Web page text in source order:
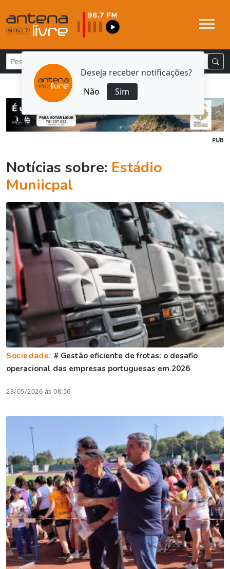
Deseja receber notificações?
Não
Sim
PUB
Notícias sobre: Estádio
Muniicpal
Sociedade: # Gestão eficiente de frotas: o desafio
operacional das empresas portuguesas em 2026
28/05/2026 às 08:56